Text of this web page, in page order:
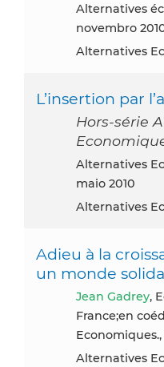
Alternatives économiques Poche, France,
novembro
Alternatives
L’insertion par
Hors-série
Alternatives Economiques, Paris, France,
maio 2010
Alternatives
Adieu à la
un monde
Jean Gadrey,
France;en
Economiques.,
Alternatives